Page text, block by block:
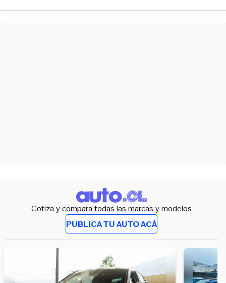
Cotiza y compara todas las marcas y modelos
PUBLICA TU AUTO ACÁ